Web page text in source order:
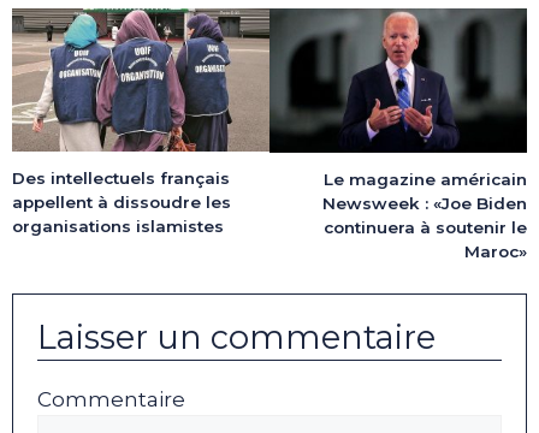
Des intellectuels français
appellent à dissoudre les
organisations islamistes
Le magazine américain
Newsweek : «Joe Biden
continuera à soutenir le
Maroc»
Laisser un commentaire
Commentaire